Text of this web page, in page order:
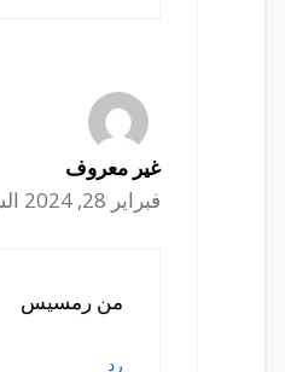
غير معروف
فبراير 28, 2024 الساعة 9:00 ص
من رمسيس
رد